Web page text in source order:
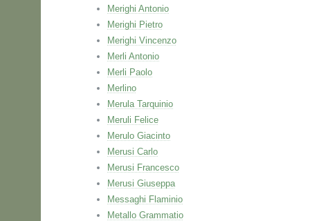
Merighi Antonio
Merighi Pietro
Merighi Vincenzo
Merli Antonio
Merli Paolo
Merlino
Merula Tarquinio
Meruli Felice
Merulo Giacinto
Merusi Carlo
Merusi Francesco
Merusi Giuseppa
Messaghi Flaminio
Metallo Grammatio